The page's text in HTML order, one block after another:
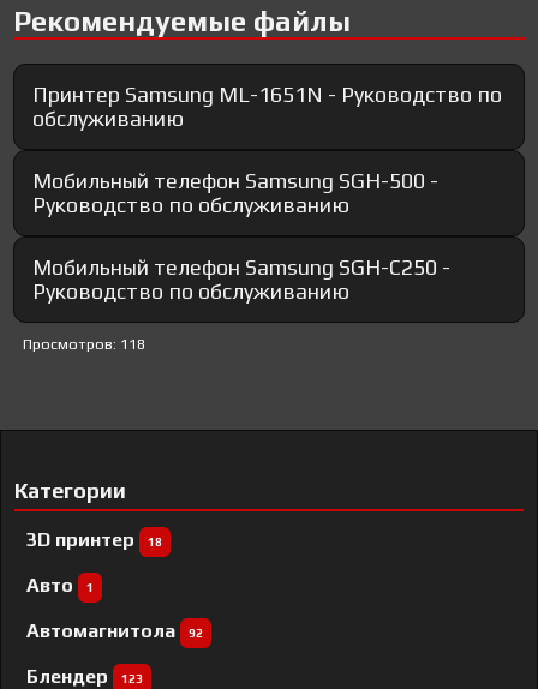
Рекомендуемые файлы
Принтер Samsung ML-1651N - Руководство по
обслуживанию
Мобильный телефон Samsung SGH-500 -
Руководство по обслуживанию
Мобильный телефон Samsung SGH-C250 -
Руководство по обслуживанию
Просмотров: 118
Категории
3D принтер 18
Авто 1
Автомагнитола 92
Блендер 123